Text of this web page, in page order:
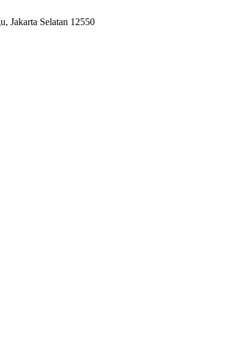
Jakarta Selatan 12550